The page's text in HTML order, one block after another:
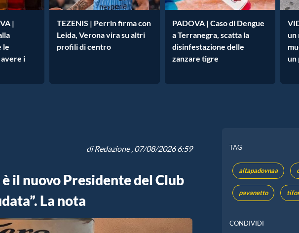
|
le
i
TEZENIS | Perrin firma con
Leida, Verona vira su altri
profili di centro
PADOVA | Caso di Dengue
a Terranegra, scatta la
disinfestazione delle
zanzare tigre
un
un
diRedazione, 07/08/2026 6:59
il nuovo Presidente del Club
La nota
TAG
altapadovnaa
pavanetto
CONDIVIDI